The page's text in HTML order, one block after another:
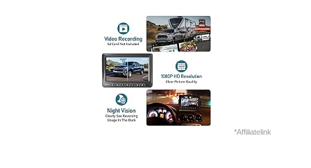
*Affiliatelink